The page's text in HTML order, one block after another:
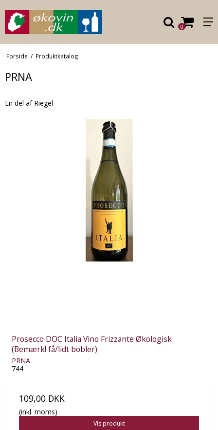
0
Forside / Produktkatalog
PRNA
En del af Riegel
Prosecco DOC Italia Vino Frizzante Økologisk
(Bemærk! få/lidt bobler)
PRNA
744
109,00 DKK
(inkl. moms)
Vis produkt